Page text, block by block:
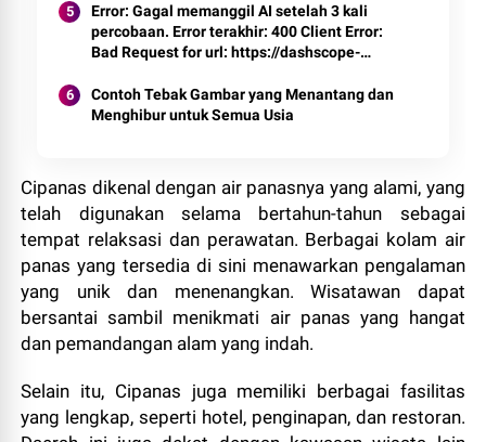
Error: Gagal memanggil AI setelah 3 kali
percobaan. Error terakhir: 400 Client Error:
Bad Request for url: https://dashscope-
mode/v1/chat/completions
Contoh Tebak Gambar yang Menantang dan
Menghibur untuk Semua Usia
Cipanas dikenal dengan air panasnya yang alami, yang
telah digunakan selama bertahun-tahun sebagai
tempat relaksasi dan perawatan. Berbagai kolam air
panas yang tersedia di sini menawarkan pengalaman
yang unik dan menenangkan. Wisatawan dapat
bersantai sambil menikmati air panas yang hangat
dan pemandangan alam yang indah.
Selain itu, Cipanas juga memiliki berbagai fasilitas
yang lengkap, seperti hotel, penginapan, dan restoran.